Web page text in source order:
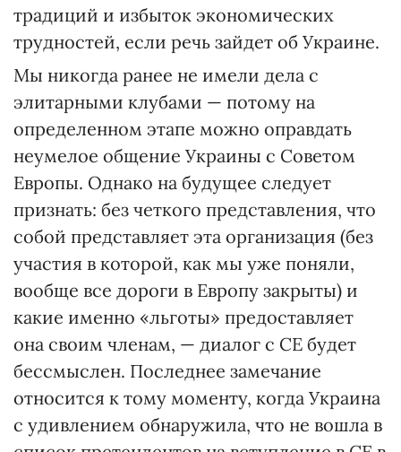
традиций и избыток экономических
трудностей, если речь зайдет об Украине.
Мы никогда ранее не имели дела с
элитарными клубами — потому на
определенном этапе можно оправдать
неумелое общение Украины с Советом
Европы. Однако на будущее следует
признать: без четкого представления, что
собой представляет эта организация (без
участия в которой, как мы уже поняли,
вообще все дороги в Европу закрыты) и
какие именно «льготы» предоставляет
она своим членам, — диалог с СЕ будет
бессмыслен. Последнее замечание
относится к тому моменту, когда Украина
с удивлением обнаружила, что не вошла в